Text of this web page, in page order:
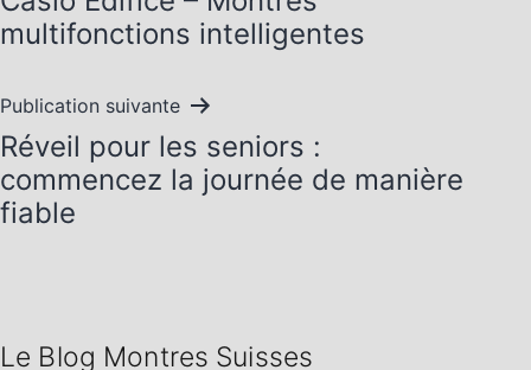
de
multifonctions intelligentes
Publication suivante
Réveil pour les seniors :
commencez la journée de manière
fiable
Le Blog Montres Suisses